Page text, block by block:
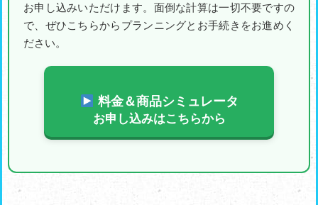
お申し込みいただけます。面倒な計算は一切不要ですの
で、ぜひこちらからプランニングとお手続きをお進めく
ださい。
料金＆商品シミュレータ
お申し込みはこちらから